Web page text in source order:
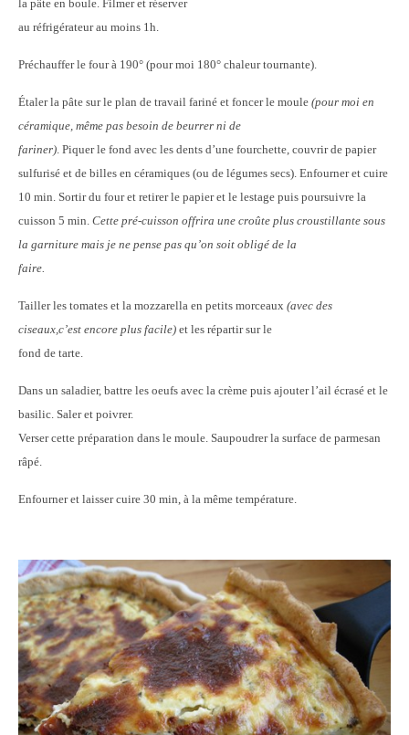
la pâte en boule. Filmer et réserver
au réfrigérateur au moins 1h.
Préchauffer le four à 190° (pour moi 180° chaleur tournante).
Étaler la pâte sur le plan de travail fariné et foncer le moule (pour moi en
céramique, même pas besoin de beurrer ni de
fariner). Piquer le fond avec les dents d’une fourchette, couvrir de papier
sulfurisé et de billes en céramiques (ou de légumes secs). Enfourner et cuire
10 min. Sortir du four et retirer le papier et le lestage puis poursuivre la
cuisson 5 min. Cette pré-cuisson offrira une croûte plus croustillante sous
la garniture mais je ne pense pas qu’on soit obligé de la
faire.
Tailler les tomates et la mozzarella en petits morceaux (avec des
ciseaux,c’est encore plus facile) et les répartir sur le
fond de tarte.
Dans un saladier, battre les oeufs avec la crème puis ajouter l’ail écrasé et le
basilic. Saler et poivrer.
Verser cette préparation dans le moule. Saupoudrer la surface de parmesan
râpé.
Enfourner et laisser cuire 30 min, à la même température.